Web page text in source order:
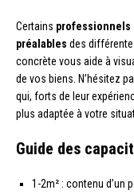
Certains professionnels
préalables des
concrète vous aide à
de vos biens. N’hésitez
qui, forts de leur
plus adaptée à votre
Guide des
1-2m² : contenu d’un